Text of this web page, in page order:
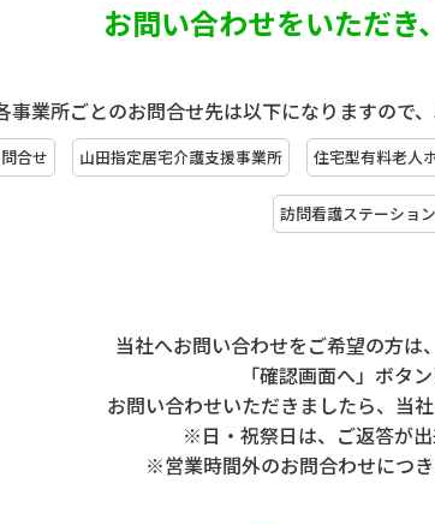
お問い合わせをいただき、
事業所ごとのお問合せ先は以下になりますので
合せ 山田指定居宅介護支援事業所 住宅型有料老人
訪問看護ステーショ
当社へお問い合わせをご希望の方は
「確認画面へ」ボタ
お問い合わせいただきましたら、当
※日・祝祭日は、ご返答が出
※営業時間外のお問合わせにつ